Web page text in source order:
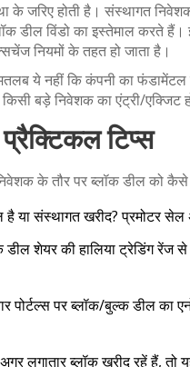
के जरिए होती है। संस्थागत
डील विंडो का इस्तेमाल करते
नियमों के तहत हो जाता है।
ये नहीं कि कंपनी का फंडामेंटल
बड़े निवेशक का एंट्री/एक्जिट
टिप्स
के तौर पर ब्लॉक डील को
है या संस्थागत खरीद? प्रमोटर
डील शेयर की हालिया ट्रेडिंग रेंज
पोर्टल्स पर ब्लॉक/बुल्क डील का
लगातार ब्लॉक खरीद रहें हैं,